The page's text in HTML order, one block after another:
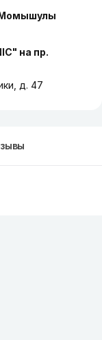
Момышулы
на пр.
д. 47